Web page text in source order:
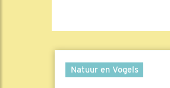
Natuur en Vogels